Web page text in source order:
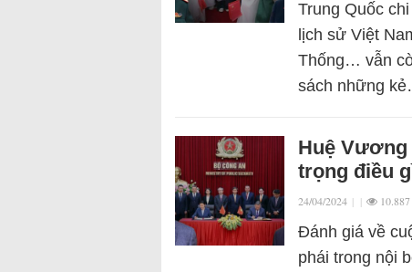
Trung Quốc
lịch sử Việt
Thống… vẫn
sách những
Huệ Vương
trọng điều
24/04/2024 | | 10.887
Đánh giá về
phái trong nội